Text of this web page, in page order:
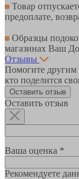
Товар
предоплате,
Образцы
магазинах Ваш
Отзывы
Помогите другим
кто поделится
Оставить отзыв
Оставить отзыв
Ваша оценка *
Рекомендуете